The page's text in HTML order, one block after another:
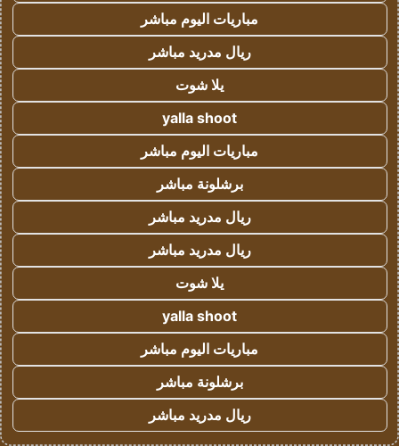
مباريات اليوم مباشر
ريال مدريد مباشر
يلا شوت
yalla shoot
مباريات اليوم مباشر
برشلونة مباشر
ريال مدريد مباشر
ريال مدريد مباشر
يلا شوت
yalla shoot
مباريات اليوم مباشر
برشلونة مباشر
ريال مدريد مباشر